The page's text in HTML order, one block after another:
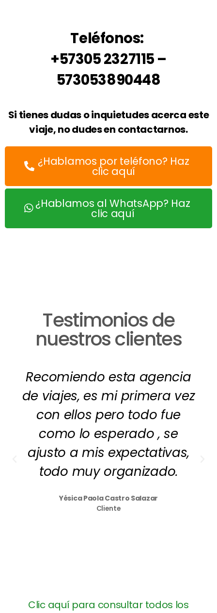
Teléfonos:
+57305 2327115 –
573053890448
Si tienes dudas o inquietudes acerca este
viaje, no dudes en contactarnos.
¿Hablamos por teléfono? Haz
clic aquí
¿Hablamos al WhatsApp? Haz
clic aquí
Testimonios de
nuestros clientes
Recomiendo esta agencia
de viajes, es mi primera vez
con ellos pero todo fue
como lo esperado , se
ajusto a mis expectativas,
todo muy organizado.
Yésica Paola Castro Salazar
Cliente
Clic aquí para consultar todos los